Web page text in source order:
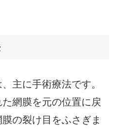
主に手術療法です。
網膜を元の位置に戻
の裂け目をふさぎま